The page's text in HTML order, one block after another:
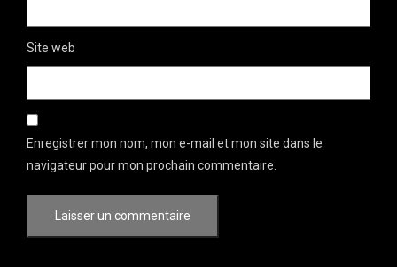
Site web
Enregistrer mon nom, mon e-mail et mon site dans le
navigateur pour mon prochain commentaire.